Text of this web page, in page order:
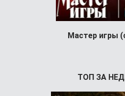
Мастер игры
ТОП ЗА